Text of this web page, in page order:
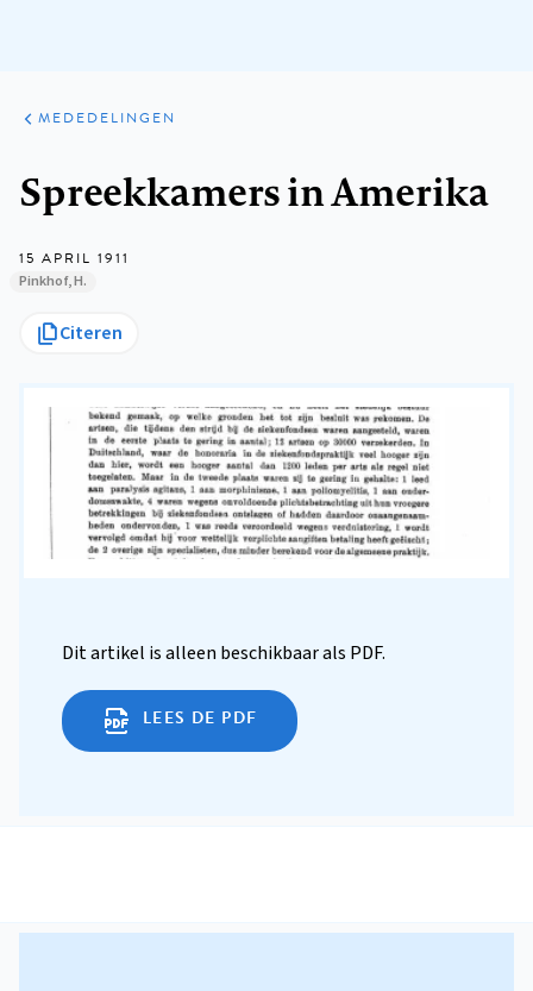
ARTIKELEN
VARIA
MEDEDELINGEN
Spreekkamers in Amerika
15 APRIL 1911
Pinkhof, H.
Citeren
Dit artikel is alleen beschikbaar als PDF.
LEES DE PDF